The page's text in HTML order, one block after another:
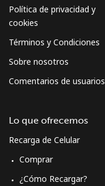
Política de privacidad y
cookies
Términos y Condiciones
Sobre nosotros
Comentarios de usuarios
Lo que ofrecemos
Recarga de Celular
Comprar
¿Cómo Recargar?